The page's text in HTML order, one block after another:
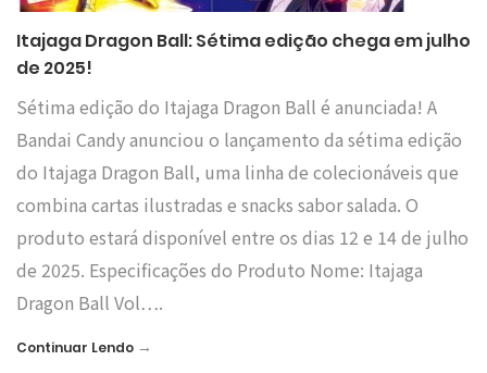
Itajaga Dragon Ball: Sétima edição chega em julho
de 2025!
Sétima edição do Itajaga Dragon Ball é anunciada! A
Bandai Candy anunciou o lançamento da sétima edição
do Itajaga Dragon Ball, uma linha de colecionáveis que
combina cartas ilustradas e snacks sabor salada. O
produto estará disponível entre os dias 12 e 14 de julho
de 2025. Especificações do Produto Nome: Itajaga
Dragon Ball Vol….
Continuar Lendo →